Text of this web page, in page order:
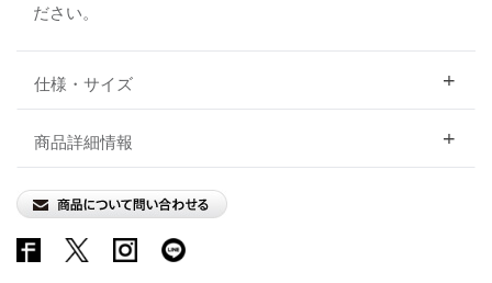
ださい。
仕様・サイズ
商品詳細情報